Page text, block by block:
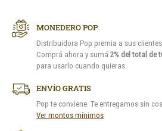
MONEDERO POP
Distribuidora Pop premia a sus
Comprá ahora y sumá 2% del total de
para usarlo cuando quieras.
ENVÍO GRATIS
Pop te conviene. Te entregamos sin
Ver montos mínimos